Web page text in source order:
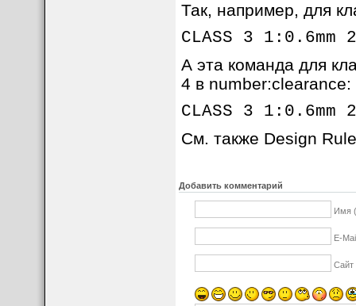
Так, например, для
CLASS 3 1:0.6mm
А эта команда для
4 в number:clearance:
CLASS 3 1:0.6mm
См. также Design
Добавить комментарий
Имя
E-
Сайт